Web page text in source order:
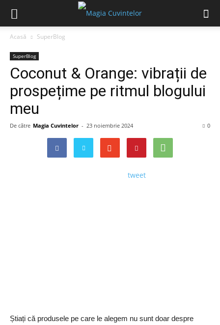
Acasă SuperBlog
SuperBlog
Coconut & Orange: vibrații de
prospețime pe ritmul blogului
meu
De către Magia Cuvintelor - 23 noiembrie 2024 0
tweet
Știați că produsele pe care le alegem nu sunt doar despre